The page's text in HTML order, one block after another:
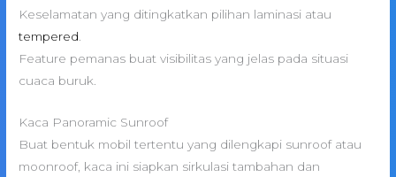
Keselamatan yang ditingkatkan pilihan laminasi atau
tempered
Feature pemanas buat visibilitas yang jelas pada situasi
cuaca buruk.
Kaca Panoramic Sunroof
Buat bentuk mobil tertentu yang dilengkapi sunroof atau
moonroof, kaca ini siapkan sirkulasi tambahan dan